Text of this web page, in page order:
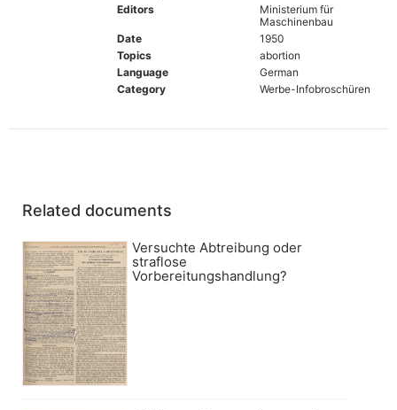
Editors
Ministerium für
Maschinenbau
Date
1950
Topics
abortion
Language
German
Category
Werbe-Infobroschüren
Related documents
Versuchte Abtreibung oder
straflose
Vorbereitungshandlung?